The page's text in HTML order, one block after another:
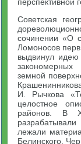
Советская
сочинении «О
Ломоносов
выдвинул
земной
И. Рычкова
целостное
районов. В
лежали
Белинского,